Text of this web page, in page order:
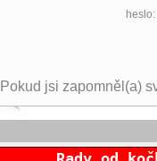
heslo:
Pokud jsi zapomněl(a)